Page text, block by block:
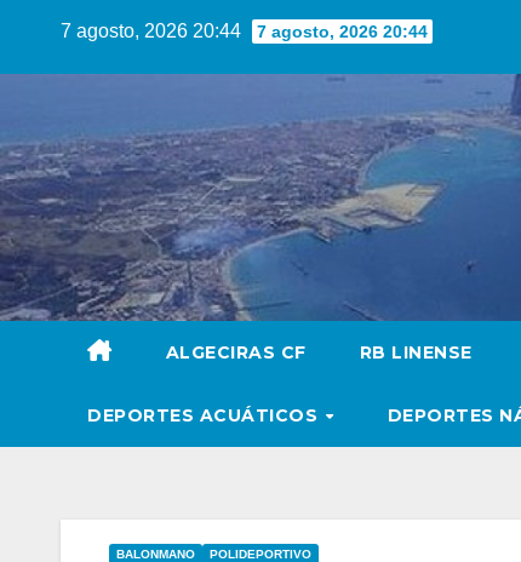
7 agosto, 2026 20:44 7 agosto, 2026 20:44
ALGECIRAS CF RB LINENSE
DEPORTES ACUÁTICOS DEPORTES
BALONMANO POLIDEPORTIVO